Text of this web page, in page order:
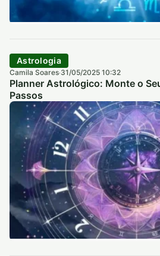
Astrologia
Camila Soares·31/05/2025 10:32
Planner Astrológico: Monte o
Passos